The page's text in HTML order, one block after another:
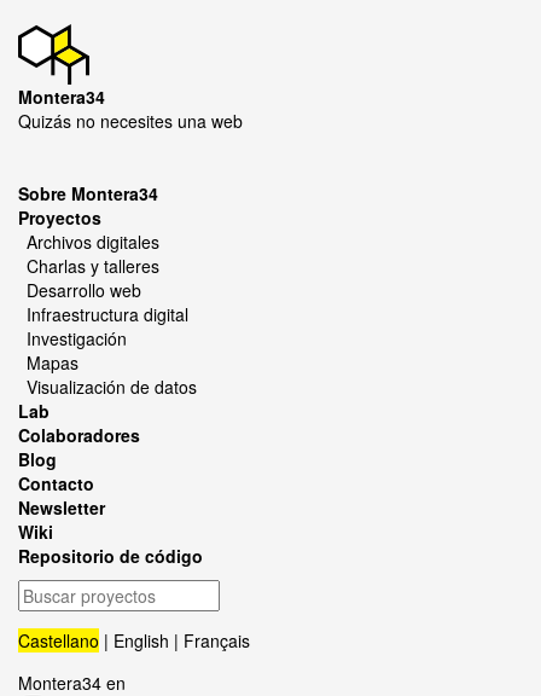
Montera34
Quizás no necesites una web
Sobre Montera34
Proyectos
Archivos digitales
Charlas y talleres
Desarrollo web
Infraestructura digital
Investigación
Mapas
Visualización de datos
Lab
Colaboradores
Blog
Contacto
Newsletter
Wiki
Repositorio de código
Buscar
proyectos
Castellano
English
Français
Montera34 en